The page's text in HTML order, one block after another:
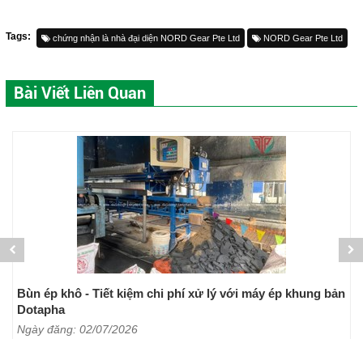
Tags: chứng nhận là nhà đại diện NORD Gear Pte Ltd NORD Gear Pte Ltd
Bài Viết Liên Quan
Bùn ép khô - Tiết kiệm chi phí xử lý với máy ép khung bản
Dotapha
Ngày đăng: 02/07/2026